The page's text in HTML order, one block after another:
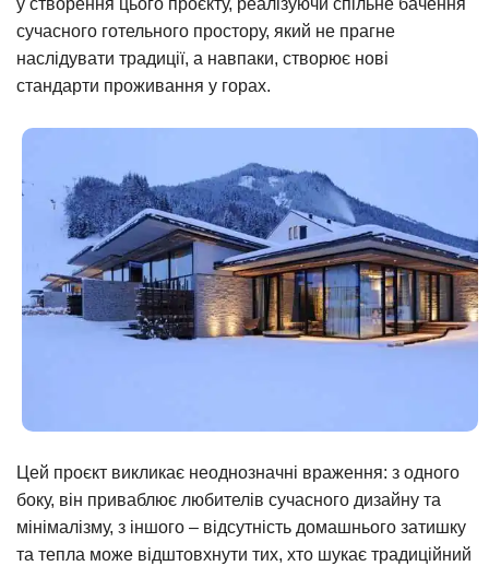
у створення цього проєкту, реалізуючи спільне бачення
сучасного готельного простору, який не прагне
наслідувати традиції, а навпаки, створює нові
стандарти проживання у горах.
Цей проєкт викликає неоднозначні враження: з одного
боку, він приваблює любителів сучасного дизайну та
мінімалізму, з іншого – відсутність домашнього затишку
та тепла може відштовхнути тих, хто шукає традиційний